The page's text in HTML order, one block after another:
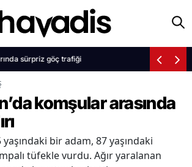
sürpriz göç trafiği
komşular arasında
yaşındaki bir adam, 87 yaşındaki
tüfekle vurdu. Ağır yaralanan